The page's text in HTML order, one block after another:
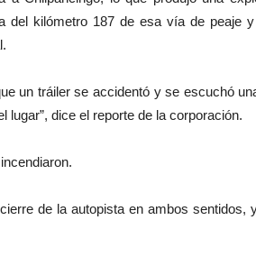
del kilómetro 187 de esa vía de peaje
un tráiler se accidentó y se escuchó
lugar”, dice el reporte de la corporación.
de la autopista en ambos